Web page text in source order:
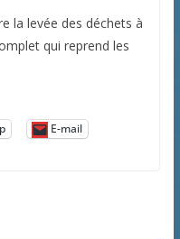
la levée des déchets à
qui reprend les
E-mail